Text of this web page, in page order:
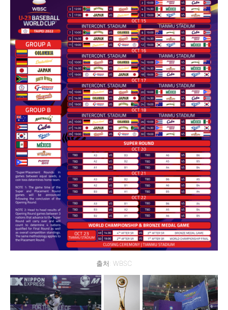
출처: WBSC